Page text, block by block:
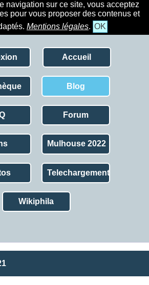
navigation sur ce site, vous acceptez
pour vous proposer des contenus et
Mentions légales. OK
Accueil
Blog
Forum
Mulhouse 2022
Telechargement
Wikiphila